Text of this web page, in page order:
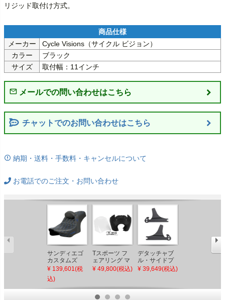
リジッド取付け方式。
メーカー
Cycle Visions（サイクル ビジョン）
カラー
ブラック
サイズ
取付幅：11インチ
チャットでのお問い合わせはこちら
納期・送料・手数料・キャンセルについて
お電話でのご注文・お問い合わせ
サンディエゴ
カスタムズ
2024以降 ツー
リング プロシ
リーズ・パフ
ォーマンスシ
¥ 139,601(税
込)
Tスポーツ フ
ェアリング マ
ットブラック
FXFB、
FXLRS
¥ 49,800(税込)
デタッチャブ
ル・サイドプ
レート グロス
¥ 39,649(税込)
ソフテイル、
シーバー 幅